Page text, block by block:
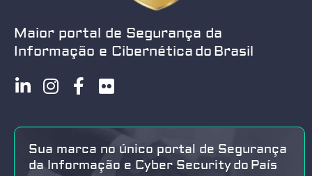
Maior portal de Segurança da
Informação e Cibernética do Brasil
Sua marca no único portal de Segurança
da Informação e Cyber Security do País